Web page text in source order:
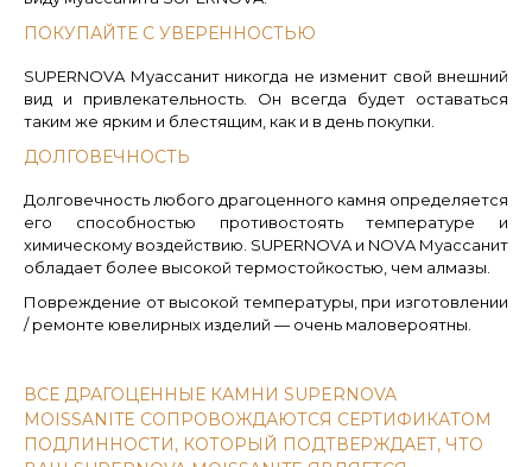
ПОКУПАЙТЕ С УВЕРЕННОСТЬЮ
SUPERNOVA Муассанит никогда не изменит свой внешний
вид и привлекательность. Он всегда будет оставаться
таким же ярким и блестящим, как и в день покупки.
ДОЛГОВЕЧНОСТЬ
Долговечность любого драгоценного камня определяется
его способностью противостоять температуре и
химическому воздействию. SUPERNOVA и NOVA Муассанит
обладает более высокой термостойкостью, чем алмазы.
Повреждение от высокой температуры, при изготовлении
/ ремонте ювелирных изделий — очень маловероятны.
ВСЕ ДРАГОЦЕННЫЕ КАМНИ SUPERNOVA
MOISSANITE СОПРОВОЖДАЮТСЯ СЕРТИФИКАТОМ
ПОДЛИННОСТИ, КОТОРЫЙ ПОДТВЕРЖДАЕТ, ЧТО